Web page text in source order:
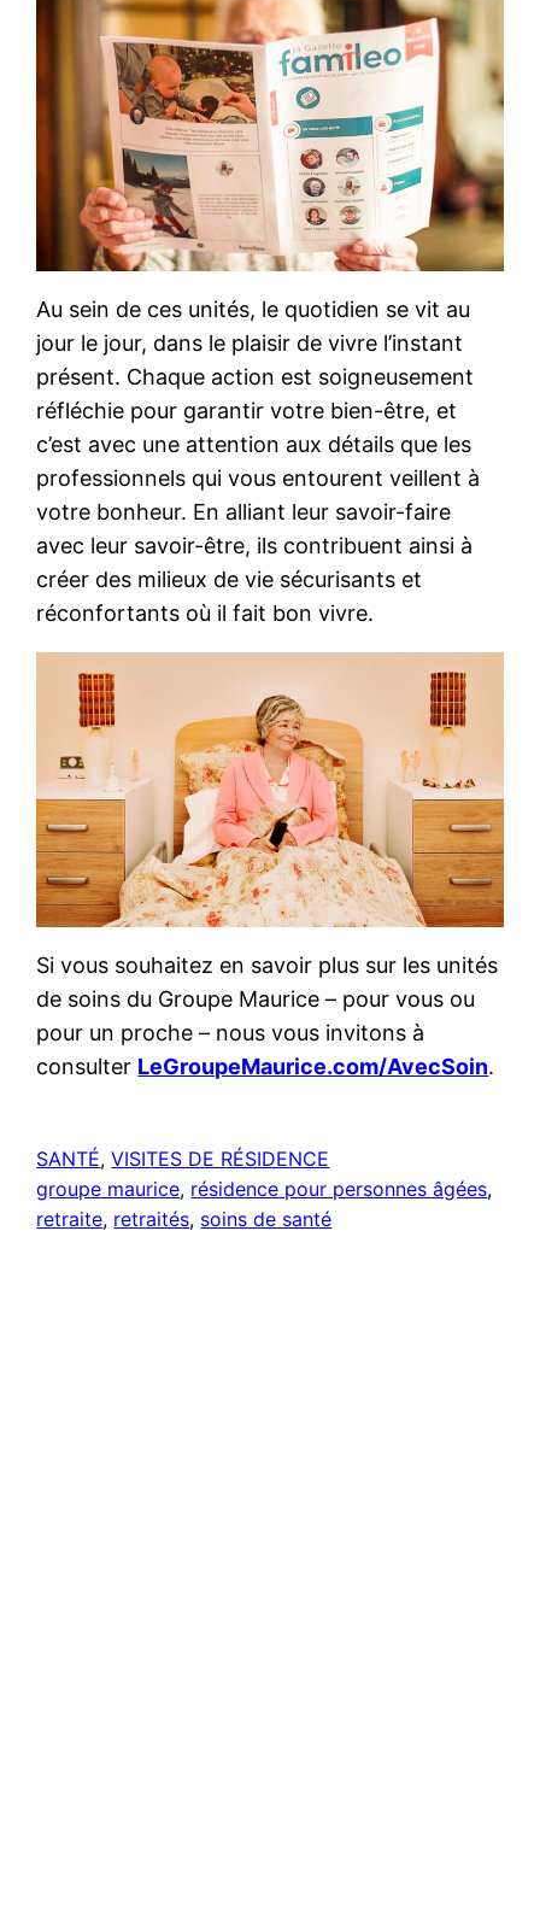
Au sein de ces unités, le quotidien se vit au
jour le jour, dans le plaisir de vivre l’instant
présent. Chaque action est soigneusement
réfléchie pour garantir votre bien-être, et
c’est avec une attention aux détails que les
professionnels qui vous entourent veillent à
votre bonheur. En alliant leur savoir-faire
avec leur savoir-être, ils contribuent ainsi à
créer des milieux de vie sécurisants et
réconfortants où il fait bon vivre.
Si vous souhaitez en savoir plus sur les unités
de soins du Groupe Maurice – pour vous ou
pour un proche – nous vous invitons à
consulter LeGroupeMaurice.com/AvecSoin.
SANTÉ, VISITES DE RÉSIDENCE
groupe maurice, résidence pour personnes âgées
retraite, retraités, soins de santé